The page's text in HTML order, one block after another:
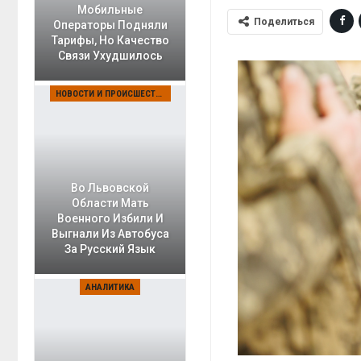
Поделиться
Мобильные
Операторы Подняли
Тарифы, Но Качество
Связи Ухудшилось
НОВОСТИ И ПРОИСШЕСТВИЯ
Во Львовской
Области Мать
Военного Избили И
Выгнали Из Автобуса
За Русский Язык
АНАЛИТИКА